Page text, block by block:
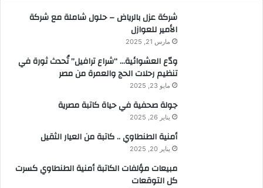
شركة عزل بالرياض – حلول شاملة مع شركة
الأمير للعوازل
مارس 21, 2025
ودّع العشوائية… “شراع ترافيل” تُحدث ثورة في
تنظيم رحلات الحج والعمرة من مصر
مايو 23, 2025
جولة صحفية في حياة كاتبة مصرية
يناير 26, 2025
أمنية الطنطاوي .. كاتبة من العيار الثقيل
يناير 20, 2025
مبيعات مؤلفات الكاتبة أمنية الطنطاوي كسرت
كل التوقعات